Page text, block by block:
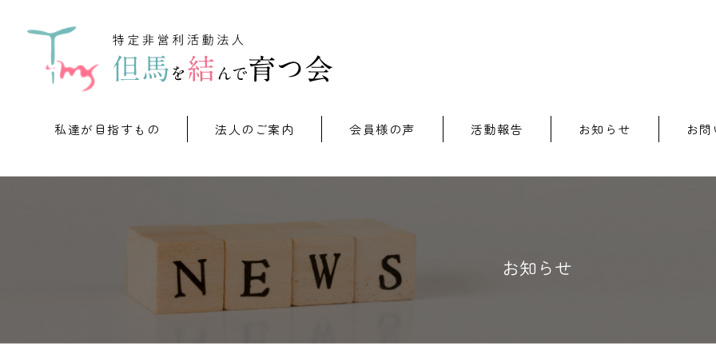
私達が目指すもの 法人のご案内 会員様の声 活動報告 お知らせ お
お知らせ